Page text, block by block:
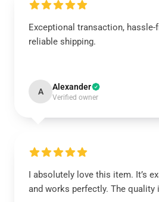
Exceptional transaction, hassle-
reliable shipping.
A Alexander
Verified owner
I absolutely love this item. It’s
and works perfectly. The quality